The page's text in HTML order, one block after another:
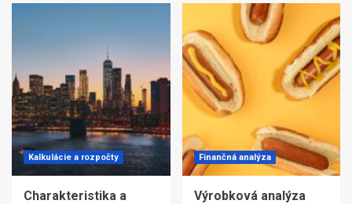
Kalkulácie a rozpočty
Charakteristika a
Finančná analýza
Výrobková analýza